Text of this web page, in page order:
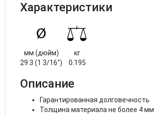
Характеристики
мм (дюйм)
кг
29.3 (1 3/16")
0.195
Описание
Гарантированная долговечность
Толщина материала не более 4 мм